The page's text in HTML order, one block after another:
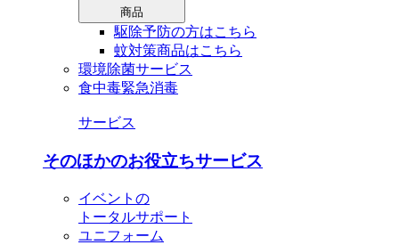
商品
駆除予防の方はこちら
蚊対策商品はこちら
環境除菌サービス
食中毒緊急消毒
サービス
そのほかのお役立ちサービス
イベントの
トータルサポート
ユニフォーム